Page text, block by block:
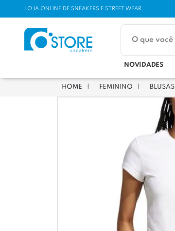
LOJA ONLINE DE SNEAKERS E STREET WEAR
NOVIDADES
FEMININO BLUSAS